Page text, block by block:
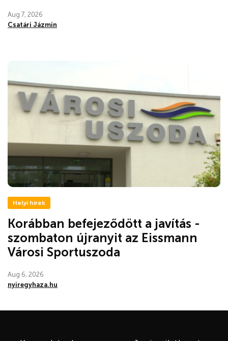
Aug 7, 2026
Csatári Jázmin
Helyi hírek
Korábban befejeződött a javítás -
szombaton újranyit az Eissmann
Városi Sportuszoda
Aug 6, 2026
nyiregyhaza.hu